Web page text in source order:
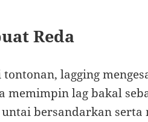
Reda
lagging
memimpin lag bakal
bersandarkan serta